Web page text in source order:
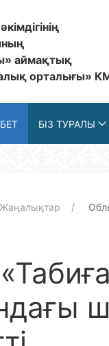
аймақтық
орталығы»
БІЗ ТУРАЛЫ
Жаңалықтар